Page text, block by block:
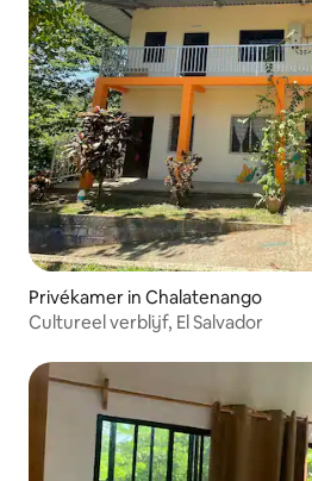
Privékamer in Chalatenango
Cultureel verblijf, El Salvador